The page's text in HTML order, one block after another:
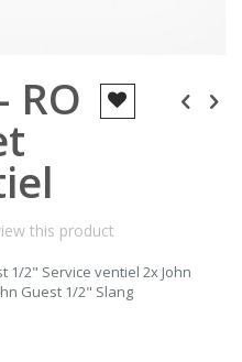
RO
this product
1/2" Service ventiel 2x John
Guest 1/2" Slang